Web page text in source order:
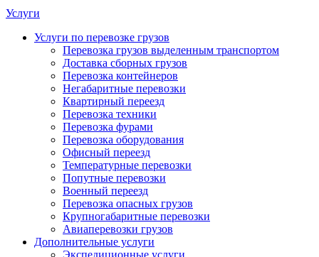
Услуги
Услуги по перевозке грузов
Перевозка грузов выделенным транспортом
Доставка сборных грузов
Перевозка контейнеров
Негабаритные перевозки
Квартирный переезд
Перевозка техники
Перевозка фурами
Перевозка оборудования
Офисный переезд
Температурные перевозки
Попутные перевозки
Военный переезд
Перевозка опасных грузов
Крупногабаритные перевозки
Авиаперевозки грузов
Дополнительные услуги